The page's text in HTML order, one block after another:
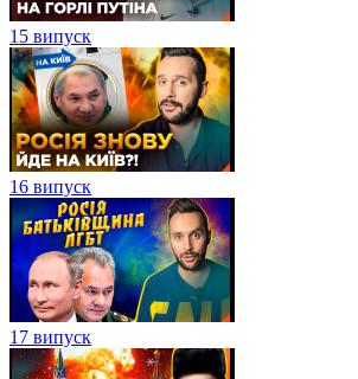
15 випуск
16 випуск
17 випуск